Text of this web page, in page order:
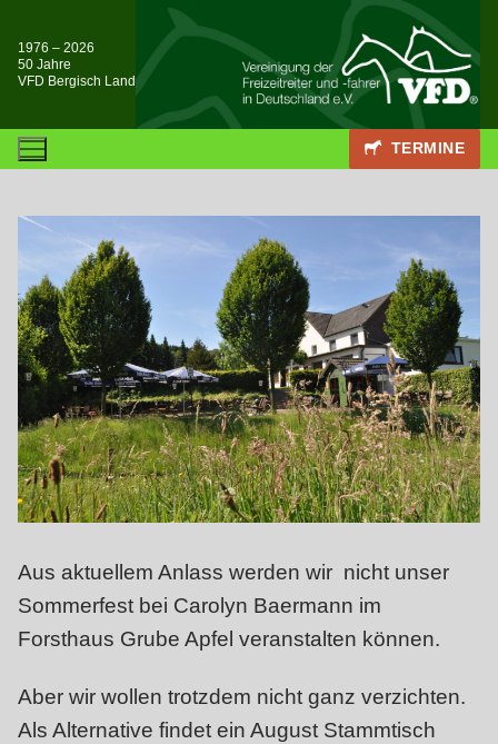
Inhalt
springen
1976 – 2026
50 Jahre
VFD Bergisch Land
TERMINE
Aus aktuellem Anlass werden wir nicht unser
Sommerfest bei Carolyn Baermann im
Forsthaus Grube Apfel veranstalten können.
Aber wir wollen trotzdem nicht ganz verzichten.
Als Alternative findet ein August Stammtisch